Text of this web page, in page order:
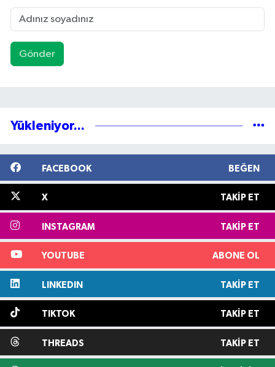
Gönder
Yükleniyor...
FACEBOOK BEĞEN
X TAKIP ET
INSTAGRAM TAKIP ET
YOUTUBE ABONE OL
LINKEDIN TAKIP ET
TIKTOK TAKIP ET
THREADS TAKIP ET